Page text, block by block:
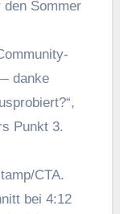
d‬en Sommer
danke
Punkt 3.
CTA.
b‬ei 4:12